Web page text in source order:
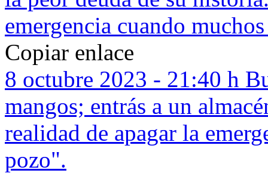
emergencia cuando
Copiar enlace
8 octubre 2023 - 21:40 h
mangos; entrás a un
realidad de apagar la
pozo".